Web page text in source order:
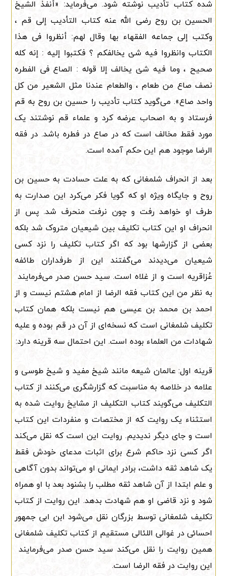
شده کتاب تأدیب نوشته شود. می‌فرماید: «أنفذ الشیخ
الحسین بن روح رضی الله عنه کتاب التأدیب إلى قم ،
وکتب إلى جماعه الفقهاء بها وقال لهم: أنظروا فی هذا
الکتاب وانظروا فیه شئ یخالفکم ؟ فکتبوا إلیه : إنه کله
صحیح ، وما فیه شئ یخالف إلا قوله : الصاع فی الفطره
نصف صاع من طعام ، والطعام عندنا مثل الشعیر من کل
واحد صاع». می‌گوید کتاب تأدیب را حسین بن روح به قم
فرستاد و به اصحاب عرضه کرد و علماء قم نوشتند یک
مورد فقط مخالف است که در صاع در فطره باشد. در فقه
الرضا موجود هم این حکم آمده است.
بعد از انحراف شلمغانی که به علت حسادت به حسین بن
روح و جایگاه ویژه او که گویا فکر می‌کرد این صدارت به
طرف او خواهد رفت و چون نرفت منحرف شد. پس از
انحراف او این کتاب تکلیف بین شیعیان متروک شد بلکه
بعضی از گزارشها بود که اگر کتاب تکلیف را نزد کسی
شیعیان می‌دیدند می‌گفتند این از طرفداران طائفه
عُزاقریه است و از غلاه است. سید حسن صدر می‌فرمایند
به نظر من این کتاب فقه الرضا از امام هشتم نیست و از
احمد بن محمد بن عیسی هم نیست بلکه همان کتاب
تکلیف شلمغانی است که نسخه‌ای از آن در قم بوده و علیه
شهادات من العلماء بوده است. این احتمال سه قرینه دارد:
قرینه اول: عالمان شیعه مانند شیخ مفید و شیخ طوسی و
علامه در خلاصه به مناسبت که گزارشگری می‌کنند از کتاب
التکلیف می‌گویند کتاب التکلیف از مشایخ روایت شده به
استثناء یک روایت که از مختصات و منفردات این کتاب
است و جای دیگر ندیدیم. روایت این است که نقل می‌کند
اگر کسی نزد حاکم شرع برای اثبات مدعای خودش فقط
یک شاهد ثقه داشت، برادر ایمانی او می‌تواند بدون آگاهی
و علم ابتدا از آن شاهد ثقه مطلب را بشنود بعد با او همراه
شود و نزد قاضی او هم شهادت بدهد. این روایت از کتاب
تکلیف شلمغانی توسط بزرگان نقل می‌شود ابن ابی جمهور
احسائی در غوالی اللئالی مستقیم از کتاب تکلیف شلمغانی
همین روایت را نقل می‌کند سید حسن صدر می‌فرمایند
این روایت در فقه الرضا است.